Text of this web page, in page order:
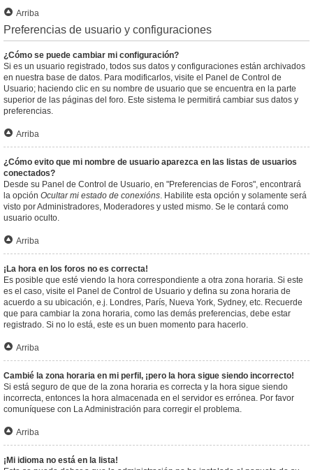
Arriba
Preferencias de usuario y configuraciones
¿Cómo se puede cambiar mi configuración?
Si es un usuario registrado, todos sus datos y configuraciones están archivados
en nuestra base de datos. Para modificarlos, visite el Panel de Control de
Usuario; haciendo clic en su nombre de usuario que se encuentra en la parte
superior de las páginas del foro. Este sistema le permitirá cambiar sus datos y
preferencias.
Arriba
¿Cómo evito que mi nombre de usuario aparezca en las listas de usuarios
conectados?
Desde su Panel de Control de Usuario, en "Preferencias de Foros", encontrará
la opción Ocultar mi estado de conexións. Habilite esta opción y solamente será
visto por Administradores, Moderadores y usted mismo. Se le contará como
usuario oculto.
Arriba
¡La hora en los foros no es correcta!
Es posible que esté viendo la hora correspondiente a otra zona horaria. Si este
es el caso, visite el Panel de Control de Usuario y defina su zona horaria de
acuerdo a su ubicación, e.j. Londres, París, Nueva York, Sydney, etc. Recuerde
que para cambiar la zona horaria, como las demás preferencias, debe estar
registrado. Si no lo está, este es un buen momento para hacerlo.
Arriba
Cambié la zona horaria en mi perfil, ¡pero la hora sigue siendo incorrecto!
Si está seguro de que de la zona horaria es correcta y la hora sigue siendo
incorrecta, entonces la hora almacenada en el servidor es errónea. Por favor
comuníquese con La Administración para corregir el problema.
Arriba
¡Mi idioma no está en la lista!